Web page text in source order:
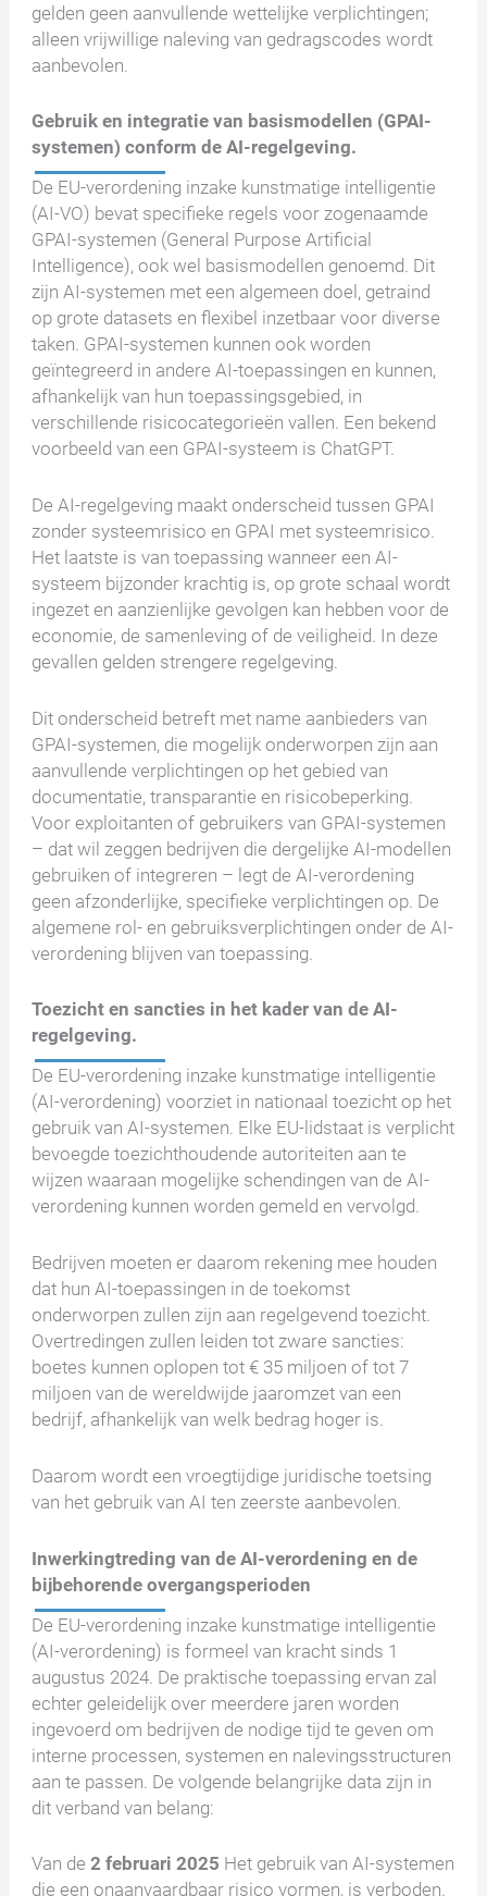
gelden geen aanvullende wettelijke verplichtingen;
alleen vrijwillige naleving van gedragscodes wordt
aanbevolen.
Gebruik en integratie van basismodellen (GPAI-
systemen) conform de AI-regelgeving.
De EU-verordening inzake kunstmatige intelligentie
(AI-VO) bevat specifieke regels voor zogenaamde
GPAI-systemen (General Purpose Artificial
Intelligence), ook wel basismodellen genoemd. Dit
zijn AI-systemen met een algemeen doel, getraind
op grote datasets en flexibel inzetbaar voor diverse
taken. GPAI-systemen kunnen ook worden
geïntegreerd in andere AI-toepassingen en kunnen,
afhankelijk van hun toepassingsgebied, in
verschillende risicocategorieën vallen. Een bekend
voorbeeld van een GPAI-systeem is ChatGPT.
De AI-regelgeving maakt onderscheid tussen GPAI
zonder systeemrisico en GPAI met systeemrisico.
Het laatste is van toepassing wanneer een AI-
systeem bijzonder krachtig is, op grote schaal wordt
ingezet en aanzienlijke gevolgen kan hebben voor de
economie, de samenleving of de veiligheid. In deze
gevallen gelden strengere regelgeving.
Dit onderscheid betreft met name aanbieders van
GPAI-systemen, die mogelijk onderworpen zijn aan
aanvullende verplichtingen op het gebied van
documentatie, transparantie en risicobeperking.
Voor exploitanten of gebruikers van GPAI-systemen
– dat wil zeggen bedrijven die dergelijke AI-modellen
gebruiken of integreren – legt de AI-verordening
geen afzonderlijke, specifieke verplichtingen op. De
algemene rol- en gebruiksverplichtingen onder de AI-
verordening blijven van toepassing.
Toezicht en sancties in het kader van de AI-
regelgeving.
De EU-verordening inzake kunstmatige intelligentie
(AI-verordening) voorziet in nationaal toezicht op het
gebruik van AI-systemen. Elke EU-lidstaat is verplicht
bevoegde toezichthoudende autoriteiten aan te
wijzen waaraan mogelijke schendingen van de AI-
verordening kunnen worden gemeld en vervolgd.
Bedrijven moeten er daarom rekening mee houden
dat hun AI-toepassingen in de toekomst
onderworpen zullen zijn aan regelgevend toezicht.
Overtredingen zullen leiden tot zware sancties:
boetes kunnen oplopen tot € 35 miljoen of tot 7
miljoen van de wereldwijde jaaromzet van een
bedrijf, afhankelijk van welk bedrag hoger is.
Daarom wordt een vroegtijdige juridische toetsing
van het gebruik van AI ten zeerste aanbevolen.
Inwerkingtreding van de AI-verordening en de
bijbehorende overgangsperioden
De EU-verordening inzake kunstmatige intelligentie
(AI-verordening) is formeel van kracht sinds 1
augustus 2024. De praktische toepassing ervan zal
echter geleidelijk over meerdere jaren worden
ingevoerd om bedrijven de nodige tijd te geven om
interne processen, systemen en nalevingsstructuren
aan te passen. De volgende belangrijke data zijn in
dit verband van belang:
Van de2 februari 2025 Het gebruik van AI-systemen
die een onaanvaardbaar risico vormen, is verboden.